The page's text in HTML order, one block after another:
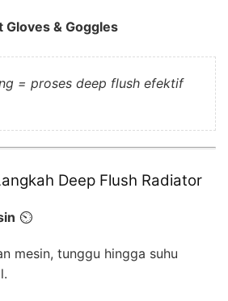
& Goggles
= proses deep flush efektif
Deep Flush Radiator
⏲️
mesin, tunggu hingga suhu